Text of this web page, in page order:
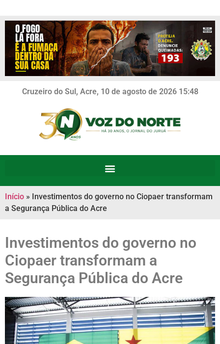
Cruzeiro do Sul, Acre, 10 de agosto de 2026 15:48
Início » Investimentos do governo no Ciopaer transformam
a Segurança Pública do Acre
Investimentos do governo no
Ciopaer transformam a
Segurança Pública do Acre